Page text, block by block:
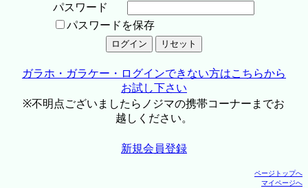
パスワード
パスワードを保存
ガラホ・ガラケー・ログインできない方はこちらから
お試し下さい
※不明点ございましたらノジマの携帯コーナーまでお
越しください。
新規会員登録
ページトップへ
マイページへ